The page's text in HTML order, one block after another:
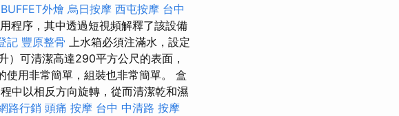
BUFFET外燴 烏日按摩 西屯按摩 台中
程序，其中透過短視頻解釋了該設備
記 豐原整骨 上水箱必須注滿水，設定
）可清潔高達290平方公尺的表面，
用非常簡單，組裝也非常簡單。 盒
中以相反方向旋轉，從而清潔乾和濕
路行銷 頭痛 按摩 台中 中清路 按摩